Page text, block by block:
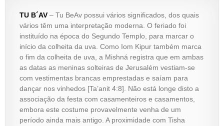
TU B´AV– Tu BeAv possui vários significados, dos quais
vários têm uma interpretação moderna. O feriado foi
instituído na época do Segundo Templo, para marcar o
início da colheita da uva. Como Iom Kipur também marca
o fim da colheita de uva, a Mishná registra que em ambas
as datas as meninas solteiras de Jerusalém vestiam-se
com vestimentas brancas emprestadas e saíam para
dançar nos vinhedos [Ta’anit 4:8]. Não está longe disto a
associação da festa com casamenteiros e casamentos,
embora este costume provavelmente venha de um
período ainda mais antigo. A proximidade com Tisha